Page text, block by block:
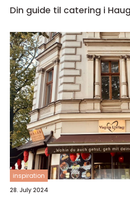
Din guide til catering i
inspiration
28. July 2024